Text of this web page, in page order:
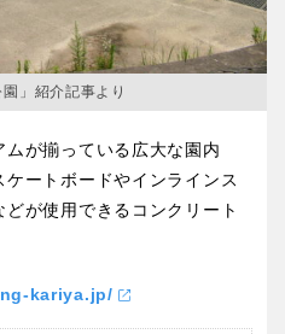
」紹介記事より
が揃っている広大な園内
ートボードやインラインス
が使用できるコンクリート
kariya.jp/